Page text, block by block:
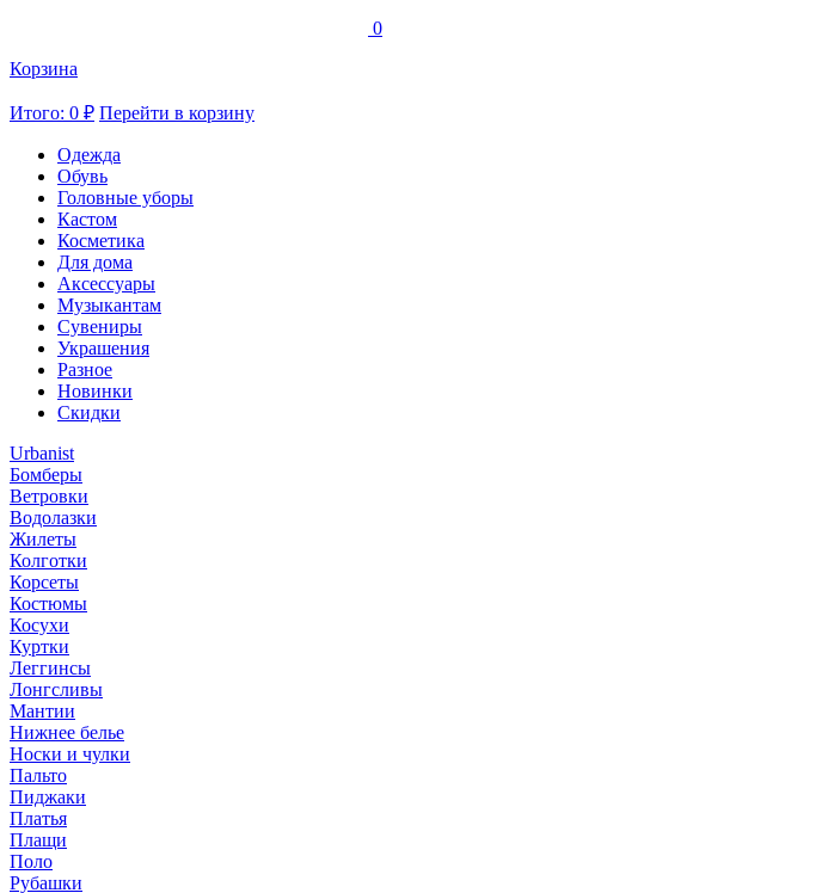
0
Корзина
Итого: 0 ₽ Перейти в корзину
Одежда
Обувь
Головные уборы
Кастом
Косметика
Для дома
Аксессуары
Музыкантам
Сувениры
Украшения
Разное
Новинки
Скидки
Urbanist
Бомберы
Ветровки
Водолазки
Жилеты
Колготки
Корсеты
Костюмы
Косухи
Куртки
Леггинсы
Лонгсливы
Мантии
Нижнее белье
Носки и чулки
Пальто
Пиджаки
Платья
Плащи
Поло
Рубашки